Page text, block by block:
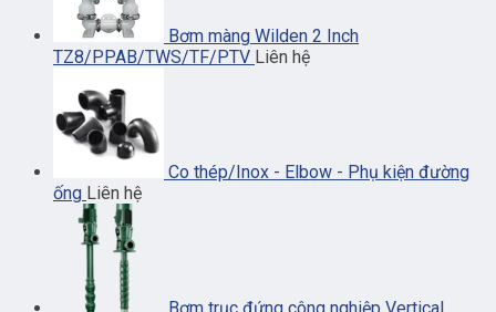
Bơm màng Wilden 2 Inch
TZ8/PPAB/TWS/TF/PTV Liên hệ
Co thép/Inox - Elbow - Phụ kiện đường
ống Liên hệ
Bơm trục đứng công nghiệp Vertical